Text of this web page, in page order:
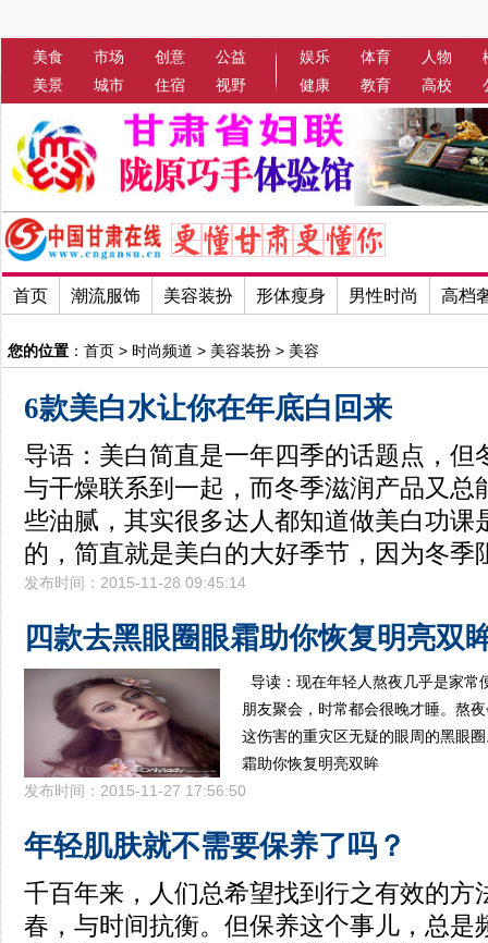
美食 市场 创意
公益
美景
城市 住宿 视野
娱乐 体育 人物
健康
教育 高校
首页 潮流服饰 美容装扮 形体瘦身 男性时尚 高档
您的位置 ： 首页 > 时尚频道 > 美容装扮 > 美容
6款美白水让你在年底白回来
导语：美白简直是一年四季的话题点，但
与干燥联系到一起，而冬季滋润产品又总
些油腻，其实很多达人都知道做美白功课
的，简直就是美白的大好季节，因为冬季
发布时间：2015-11-28 09:45:14
四款去黑眼圈眼霜助你恢复明亮双
导读：现在年轻人熬夜几乎是家常
朋友聚会，时常都会很晚才睡。熬
这伤害的重灾区无疑的眼周的黑眼
霜助你恢复明亮双眸
发布时间：2015-11-27 17:56:50
年轻肌肤就不需要保养了吗？
千百年来，人们总希望找到行之有效的方
春，与时间抗衡。但保养这个事儿，总是